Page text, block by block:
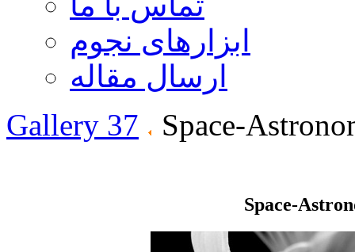
ابزارهای نجوم
ارسال مقاله
Gallery 37
Space-
Space-